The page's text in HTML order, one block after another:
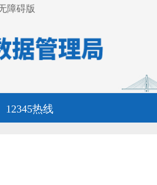
障碍版
12345热线